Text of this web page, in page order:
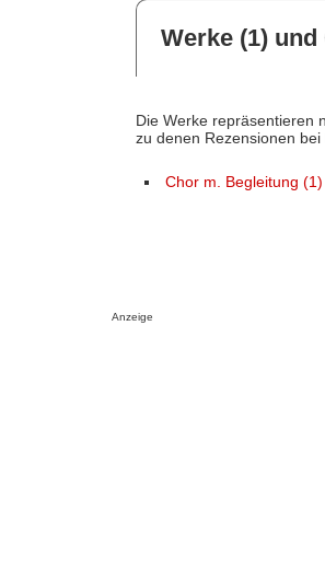
Werke (1)
Die Werke repräsentieren
zu denen Rezensionen bei
Chor m. Begleitung (1)
Anzeige